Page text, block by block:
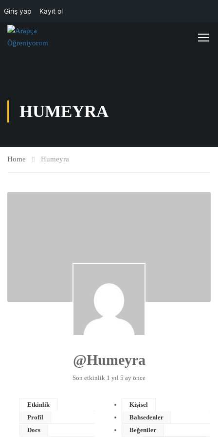
Giriş yap Kayıt ol
HUMEYRA
Home Humeyra
@humeyra
Son etkinlik 1 yıl 5 ay önce
Etkinlik
Profil
Docs
Kişisel
Bahsedenler
Beğeniler